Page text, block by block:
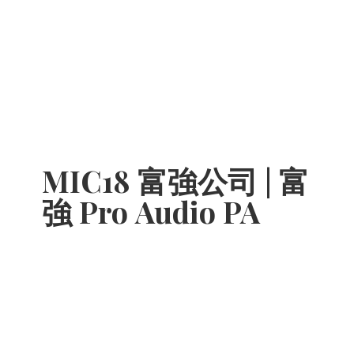
MIC18 富強公司 | 富
強 Pro Audio PA